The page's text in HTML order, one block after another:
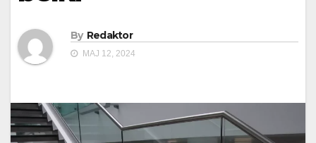
By Redaktor
MAJ 12, 2024